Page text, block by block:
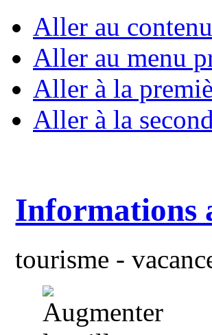
Aller au contenu
Aller au menu
Aller à la
Aller à la
Informations
tourisme -